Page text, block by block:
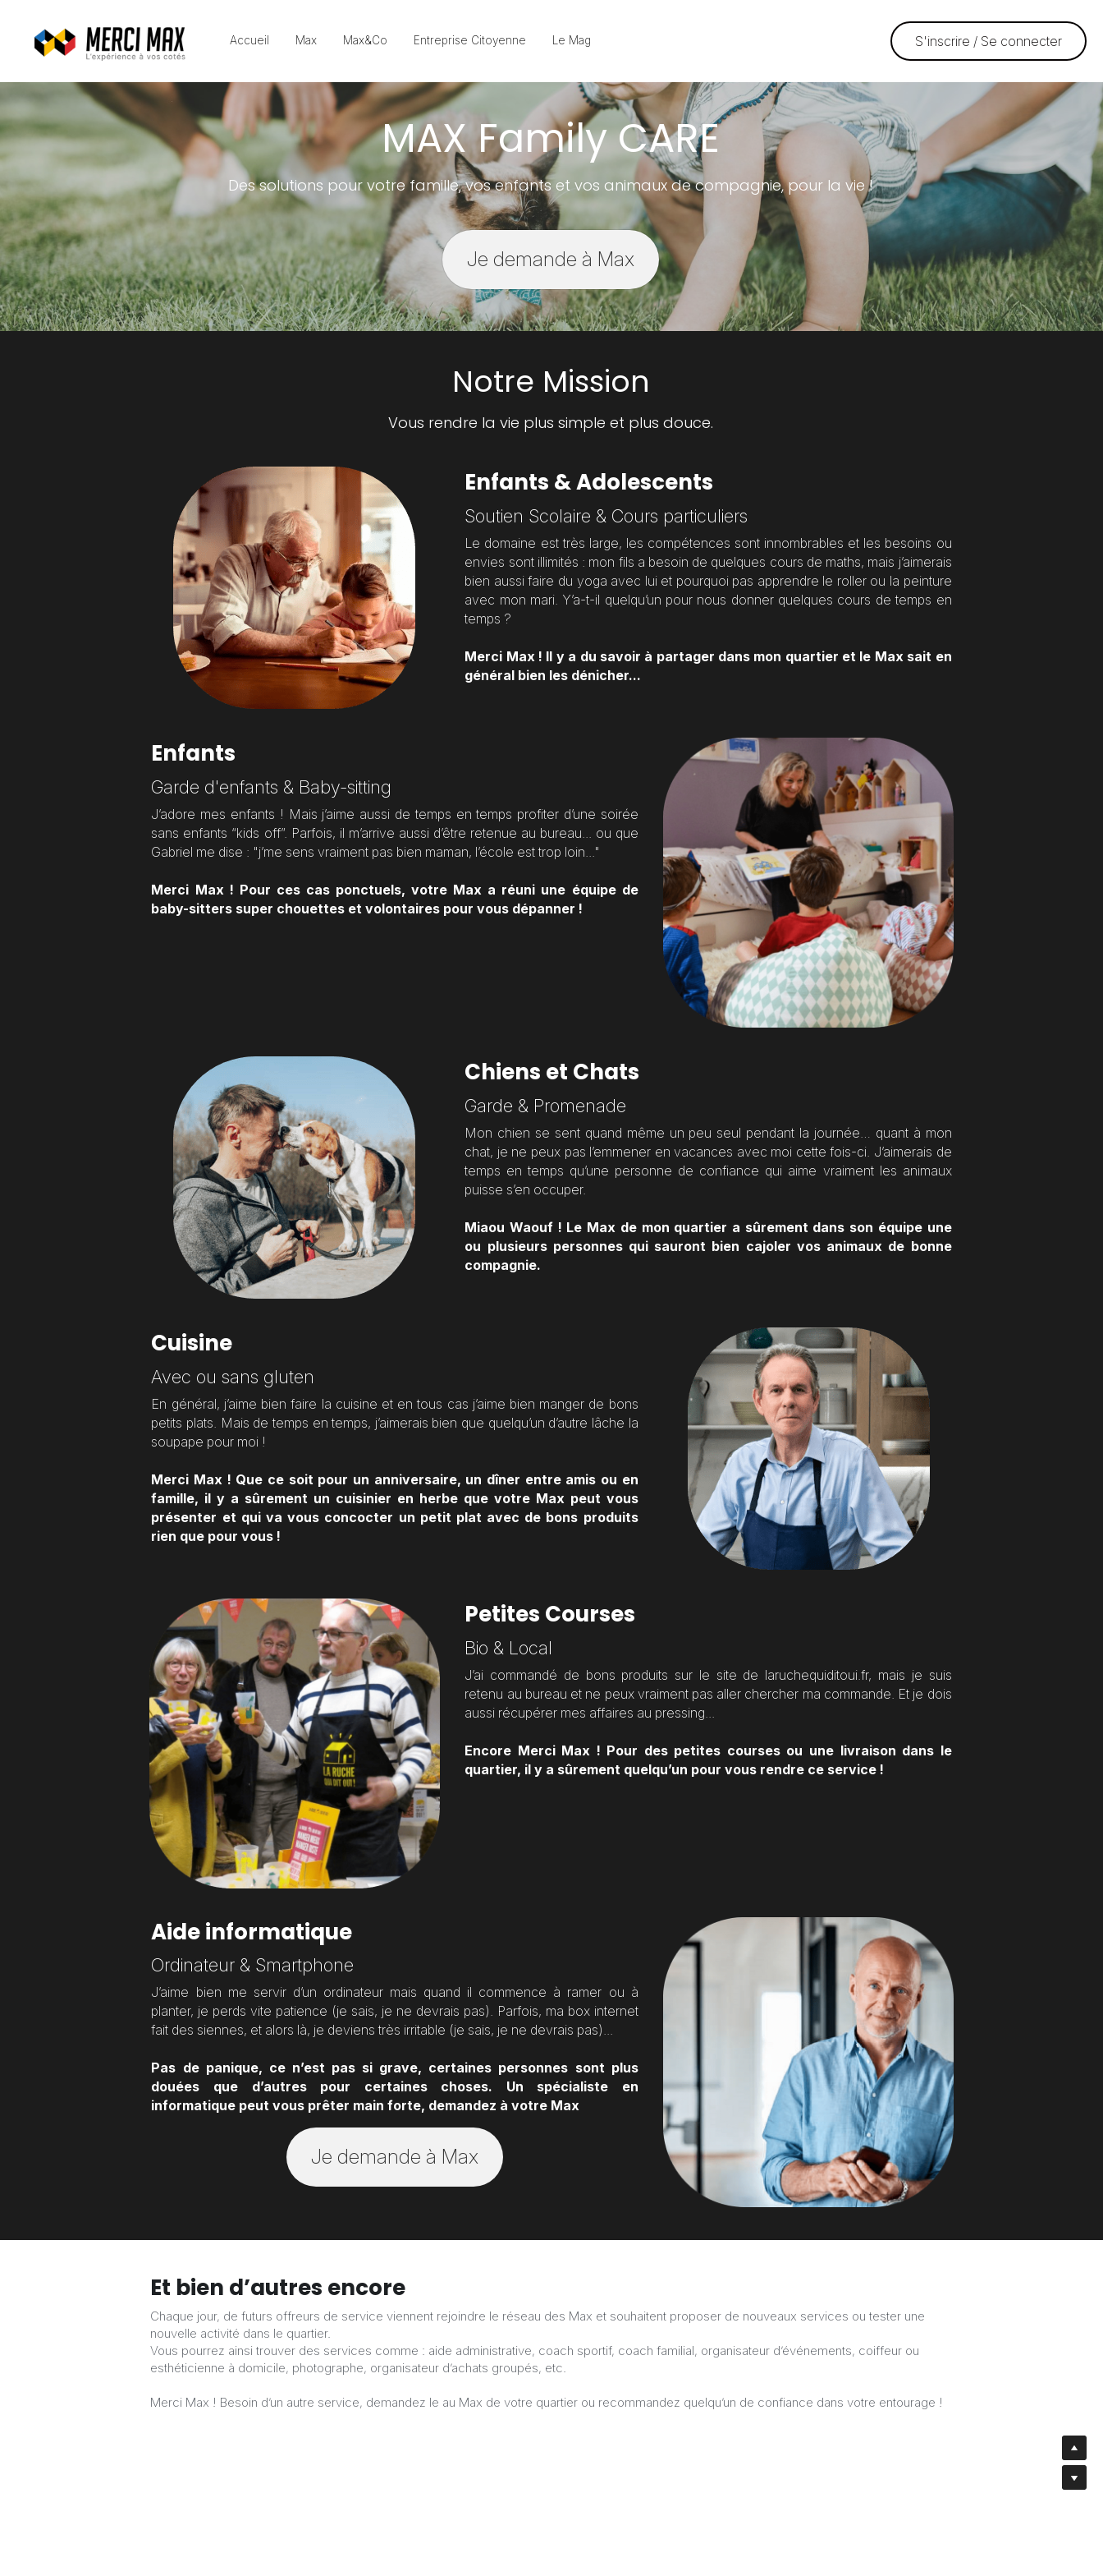
Accueil Max Max&Co Entreprise Citoyenne Le Mag S'inscrire / Se connecter
MAX Family CARE
Des solutions pour votre famille, vos enfants et vos animaux de compagnie, pour la vie !
Je demande à Max
Notre Mission
Vous rendre la vie plus simple et plus douce.
Enfants & Adolescents
Soutien Scolaire & Cours particuliers
Le domaine est très large, les compétences sont innombrables et les besoins ou
envies sont illimités : mon fils a besoin de quelques cours de maths, mais j’aimerais
bien aussi faire du yoga avec lui et pourquoi pas apprendre le roller ou la peinture
avec mon mari. Y’a-t-il quelqu’un pour nous donner quelques cours de temps en
temps ?
Merci Max ! Il y a du savoir à partager dans mon quartier et le Max sait en
général bien les dénicher...
Enfants
Garde d'enfants & Baby-sitting
J’adore mes enfants ! Mais j’aime aussi de temps en temps profiter d’une soirée
sans enfants “kids off”. Parfois, il m’arrive aussi d’être retenue au bureau... ou que
Gabriel me dise : "j’me sens vraiment pas bien maman, l’école est trop loin..."
Merci Max ! Pour ces cas ponctuels, votre Max a réuni une équipe de
baby-sitters super chouettes et volontaires pour vous dépanner !
Chiens et Chats
Garde & Promenade
Mon chien se sent quand même un peu seul pendant la journée… quant à mon
chat, je ne peux pas l’emmener en vacances avec moi cette fois-ci. J’aimerais de
temps en temps qu’une personne de confiance qui aime vraiment les animaux
puisse s’en occuper.
Miaou Waouf ! Le Max de mon quartier a sûrement dans son équipe une
ou plusieurs personnes qui sauront bien cajoler vos animaux de bonne
compagnie.
Cuisine
Avec ou sans gluten
En général, j’aime bien faire la cuisine et en tous cas j’aime bien manger de bons
petits plats. Mais de temps en temps, j’aimerais bien que quelqu’un d’autre lâche la
soupape pour moi !
Merci Max ! Que ce soit pour un anniversaire, un dîner entre amis ou en
famille, il y a sûrement un cuisinier en herbe que votre Max peut vous
présenter et qui va vous concocter un petit plat avec de bons produits
rien que pour vous !
Petites Courses
Bio & Local
J’ai commandé de bons produits sur le site de laruchequiditoui.fr, mais je suis
retenu au bureau et ne peux vraiment pas aller chercher ma commande. Et je dois
aussi récupérer mes affaires au pressing...
Encore Merci Max ! Pour des petites courses ou une livraison dans le
quartier, il y a sûrement quelqu’un pour vous rendre ce service !
Aide informatique
Ordinateur & Smartphone
J’aime bien me servir d’un ordinateur mais quand il commence à ramer ou à
planter, je perds vite patience (je sais, je ne devrais pas). Parfois, ma box internet
fait des siennes, et alors là, je deviens très irritable (je sais, je ne devrais pas)...
Pas de panique, ce n’est pas si grave, certaines personnes sont plus
douées que d’autres pour certaines choses. Un spécialiste en
informatique peut vous prêter main forte, demandez à votre Max
Je demande à Max
Et bien d’autres encore
Chaque jour, de futurs offreurs de service viennent rejoindre le réseau des Max et souhaitent proposer de nouveaux services ou tester une
nouvelle activité dans le quartier.
Vous pourrez ainsi trouver des services comme : aide administrative, coach sportif, coach familial, organisateur d’événements, coiffeur ou
esthéticienne à domicile, photographe, organisateur d’achats groupés, etc.
Merci Max ! Besoin d’un autre service, demandez le au Max de votre quartier ou recommandez quelqu’un de confiance dans votre entourage !